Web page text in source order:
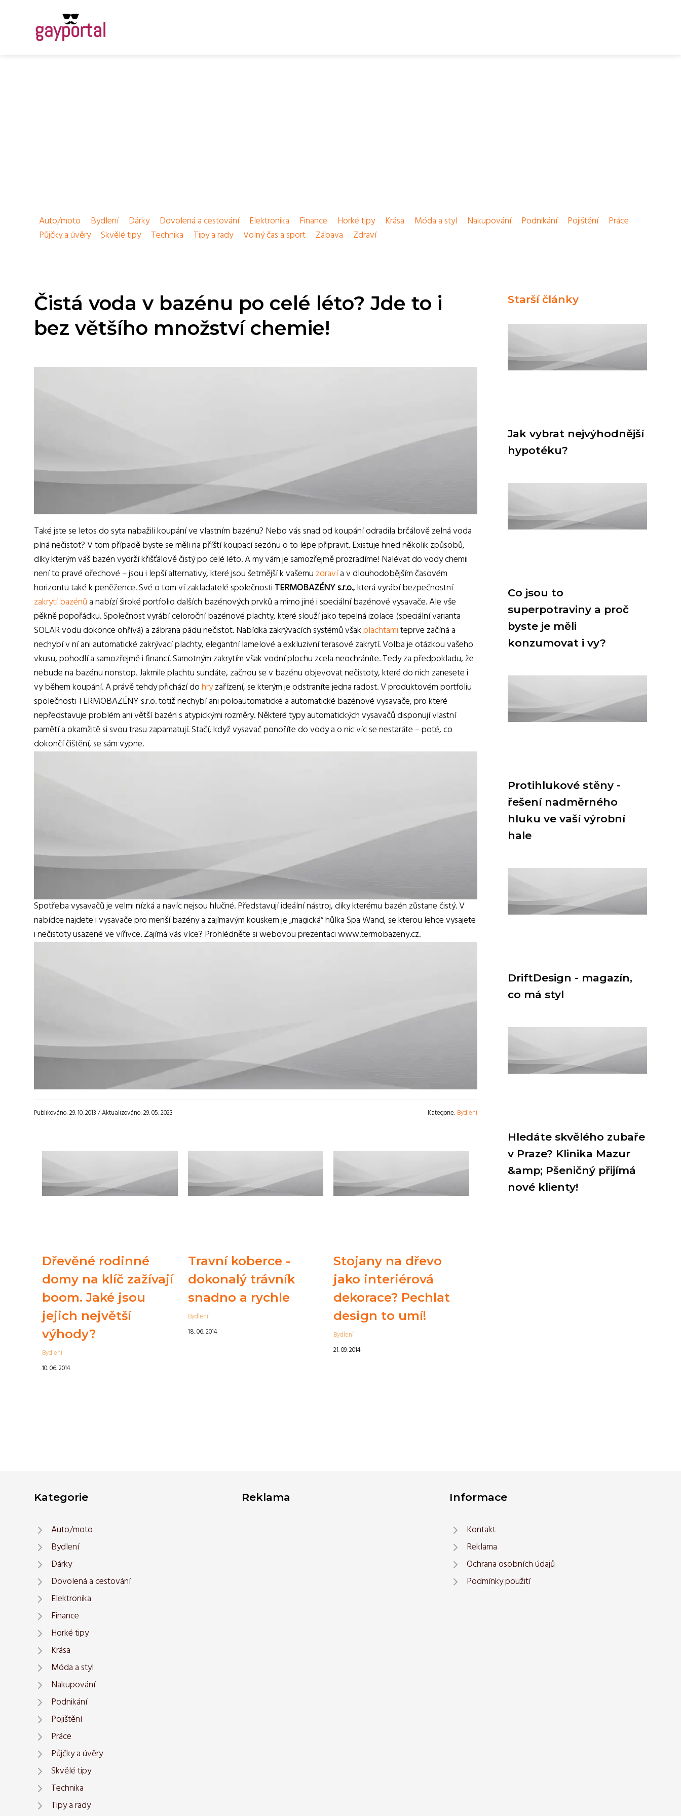
Auto/moto Bydlení Dárky Dovolená a cestování Elektronika Finance Horké tipy Krása Móda a styl Nakupování Podnikání Pojištění
Práce
Půjčky a úvěry
Skvělé tipy Technika Tipy a rady Volný čas a sport Zábava Zdraví
Čistá voda v bazénu po celé léto? Jde to i
bez většího množství chemie!
Také jste se letos do syta nabažili koupání ve vlastním bazénu? Nebo vás snad od koupání odradila brčálově zelná voda
plná nečistot? V tom případě byste se měli na příští koupací sezónu o to lépe připravit. Existuje hned několik způsobů,
díky kterým váš bazén vydrží křišťálově čistý po celé léto. A my vám je samozřejmě prozradíme! Nalévat do vody chemii
není to pravé ořechové – jsou i lepší alternativy, které jsou šetrnější k vašemu zdravía v dlouhodobějším časovém
horizontu také k peněžence. Své o tom ví zakladatelé společnosti TERMOBAZÉNY s.r.o., která vyrábí bezpečnostní
zakrytí bazénůa nabízí široké portfolio dalších bazénových prvků a mimo jiné i speciální bazénové vysavače. Ale vše
pěkně popořádku. Společnost vyrábí celoroční bazénové plachty, které slouží jako tepelná izolace (speciální varianta
SOLAR vodu dokonce ohřívá) a zábrana pádu nečistot. Nabídka zakrývacích systémů všakplachtamiteprve začíná a
nechybí v ní ani automatické zakrývací plachty, elegantní lamelové a exkluzivní terasové zakrytí. Volba je otázkou vašeho
vkusu, pohodlí a samozřejmě i financí. Samotným zakrytím však vodní plochu zcela neochráníte. Tedy za předpokladu, že
nebude na bazénu nonstop. Jakmile plachtu sundáte, začnou se v bazénu objevovat nečistoty, které do nich zanesete i
vy během koupání. A právě tehdy přichází dohryzařízení, se kterým je odstraníte jedna radost. V produktovém portfoliu
společnosti TERMOBAZÉNY s.r.o. totiž nechybí ani poloautomatické a automatické bazénové vysavače, pro které
nepředstavuje problém ani větší bazén s atypickými rozměry. Některé typy automatických vysavačů disponují vlastní
pamětí a okamžitě si svou trasu zapamatují. Stačí, když vysavač ponoříte do vody a o nic víc se nestaráte – poté, co
dokončí čištění, se sám vypne.
Spotřeba vysavačů je velmi nízká a navíc nejsou hlučné. Představují ideální nástroj, díky kterému bazén zůstane čistý. V
nabídce najdete i vysavače pro menší bazény a zajímavým kouskem je „magická“ hůlka Spa Wand, se kterou lehce vysajete
i nečistoty usazené ve vířivce. Zajímá vás více? Prohlédněte si webovou prezentaci www.termobazeny.cz.
Publikováno: 29. 10. 2013 / Aktualizováno: 29. 05. 2023 Kategorie: Bydlení
Dřevěné rodinné
domy na klíč zažívají
boom. Jaké jsou
jejich největší
výhody?
Bydlení
10. 06. 2014
Travní koberce -
dokonalý trávník
snadno a rychle
Bydlení
18. 06. 2014
Stojany na dřevo
jako interiérová
dekorace? Pechlat
design to umí!
Bydlení
21. 09. 2014
Starší články
Jak vybrat nejvýhodnější
hypotéku?
Co jsou to
superpotraviny a proč
byste je měli
konzumovat i vy?
Protihlukové stěny -
řešení nadměrného
hluku ve vaší výrobní
hale
DriftDesign - magazín,
co má styl
Hledáte skvělého zubaře
v Praze? Klinika Mazur
&amp; Pšeničný přijímá
nové klienty!
Kategorie
Auto/moto
Bydlení
Dárky
Dovolená a cestování
Elektronika
Finance
Horké tipy
Krása
Móda a styl
Nakupování
Podnikání
Pojištění
Práce
Půjčky a úvěry
Skvělé tipy
Technika
Tipy a rady
Reklama Informace
Kontakt
Reklama
Ochrana osobních údajů
Podmínky použití